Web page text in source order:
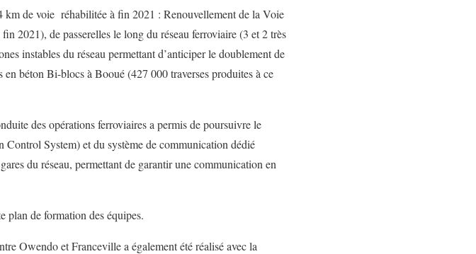
km de voie réhabilitée à fin 2021 : Renouvellement de la Voie
2021), de passerelles le long du réseau ferroviaire (3 et 2 très
instables du réseau permettant d’anticiper le doublement de
béton Bi-blocs à Booué (427 000 traverses produites à ce
des opérations ferroviaires a permis de poursuivre le
System) et du système de communication dédié
du réseau, permettant de garantir une communication en
plan de formation des équipes.
Owendo et Franceville a également été réalisé avec la